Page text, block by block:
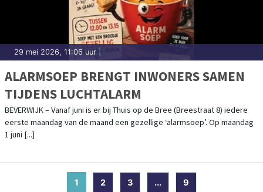
29 mei 2026, 11:06 uur
ALARMSOEP BRENGT INWONERS SAMEN
TIJDENS LUCHTALARM
BEVERWIJK – Vanaf juni is er bij Thuis op de Bree (Breestraat 8) iedere
eerste maandag van de maand een gezellige ‘alarmsoep’. Op maandag
1 juni [...]
1 (current)
2 3 ... 9